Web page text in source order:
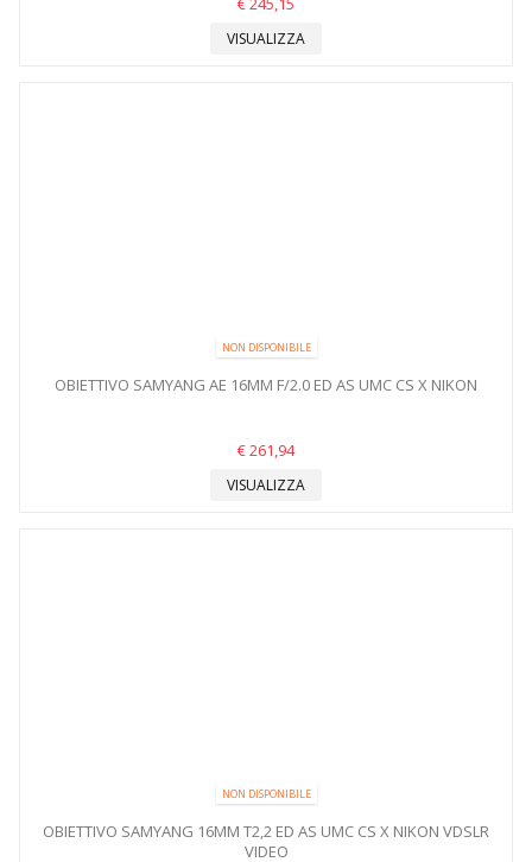
VISUALIZZA
NON DISPONIBILE
OBIETTIVO SAMYANG AE 16MM F/2.0 ED AS UMC CS X NIKON
€ 261,94
VISUALIZZA
NON DISPONIBILE
OBIETTIVO SAMYANG 16MM T2,2 ED AS UMC CS X NIKON VDSLR
VIDEO